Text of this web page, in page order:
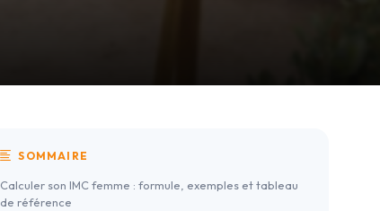
SOMMAIRE
Calculer son IMC femme : formule, exemples et tableau
de référence